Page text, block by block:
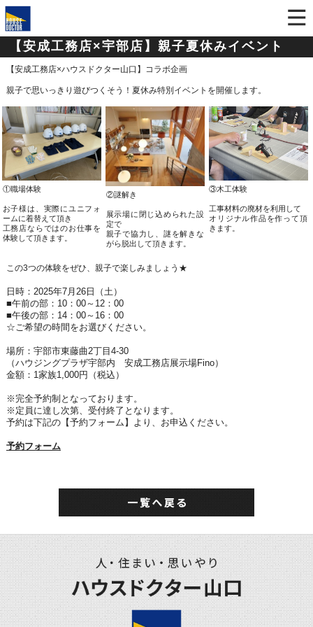
【安成工務店×宇部店】親子夏休みイベント
【安成工務店×ハウスドクター山口】コラボ企画
親子で思いっきり遊びつくそう！夏休み特別イベントを開催します。
①職場体験
お子様は、実際にユニフォ
ームに着替えて頂き
工務店ならではのお仕事を
体験して頂きます。
②謎解き
展示場に閉じ込められた設
定で
親子で協力し、謎を解きな
がら脱出して頂きます。
③木工体験
工事材料の廃材を利用して
オリジナル作品を作って頂
きます。
この3つの体験をぜひ、親子で楽しみましょう★
日時：2025年7月26日（土）
■午前の部：10：00～12：00
■午後の部：14：00～16：00
☆ご希望の時間をお選びください。
場所：宇部市東藤曲2丁目4-30
（ハウジングプラザ宇部内 安成工務店展示場Fino）
金額：1家族1,000円（税込）
※完全予約制となっております。
※定員に達し次第、受付終了となります。
予約は下記の【予約フォーム】より、お申込ください。
予約フォーム